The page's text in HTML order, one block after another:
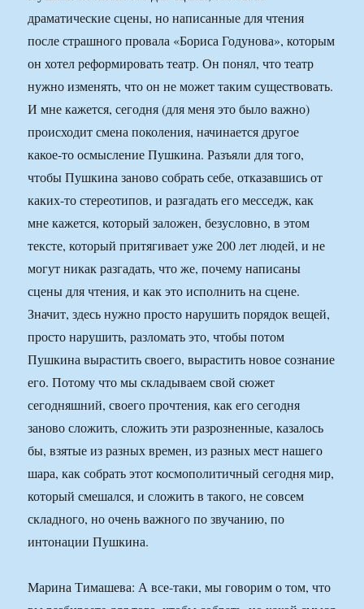
драматические сцены, но написанные для чтения
после страшного провала «Бориса Годунова», которым
он хотел реформировать театр. Он понял, что театр
нужно изменять, что он не может таким существовать.
И мне кажется, сегодня (для меня это было важно)
происходит смена поколения, начинается другое
какое-то осмысление Пушкина. Разъяли для того,
чтобы Пушкина заново собрать себе, отказавшись от
каких-то стереотипов, и разгадать его месседж, как
мне кажется, который заложен, безусловно, в этом
тексте, который притягивает уже 200 лет людей, и не
могут никак разгадать, что же, почему написаны
сцены для чтения, и как это исполнить на сцене.
Значит, здесь нужно просто нарушить порядок вещей,
просто нарушить, разломать это, чтобы потом
Пушкина вырастить своего, вырастить новое сознание
его. Потому что мы складываем свой сюжет
сегодняшний, своего прочтения, как его сегодня
заново сложить, сложить эти разрозненные, казалось
бы, взятые из разных времен, из разных мест нашего
шара, как собрать этот космополитичный сегодня мир,
который смешался, и сложить в такого, не совсем
складного, но очень важного по звучанию, по
интонации Пушкина.
Марина Тимашева: А все-таки, мы говорим о том, что